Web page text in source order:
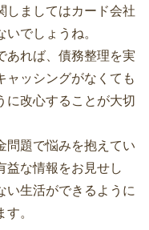
しましてはカード会社
でしょうね。
あれば、債務整理を実
ャッシングがなくても
に改心することが大切
問題で悩みを抱えてい
益な情報をお見せし
い生活ができるように
。